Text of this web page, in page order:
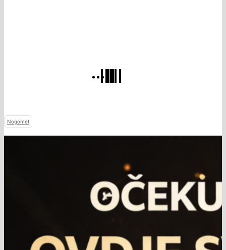
Nogomet